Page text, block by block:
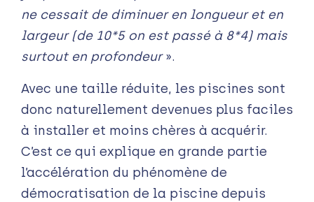
ne cessait de diminuer en longueur et en
largeur (de 10*5 on est passé à 8*4) mais
surtout en profondeur».
Avec une taille réduite, les piscines sont
donc naturellement devenues plus faciles
à installer et moins chères à acquérir.
C’est ce qui explique en grande partie
l’accélération du phénomène de
démocratisation de la piscine depuis